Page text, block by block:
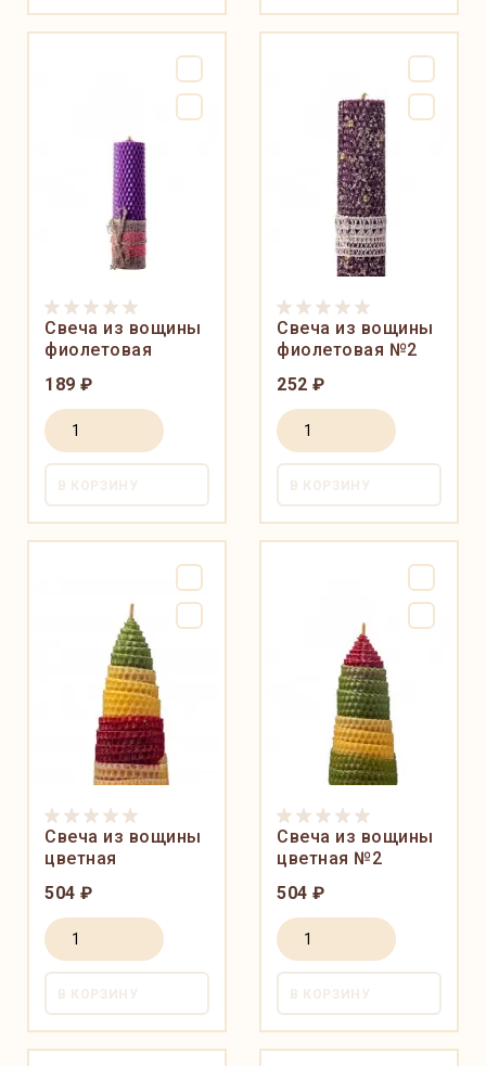
Свеча из вощины
фиолетовая
189 ₽
В КОРЗИНУ
Свеча из вощины
фиолетовая №2
252 ₽
В КОРЗИНУ
Свеча из вощины
цветная
504 ₽
В КОРЗИНУ
Свеча из вощины
цветная №2
504 ₽
В КОРЗИНУ